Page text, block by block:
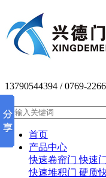
13790544394 / 0769-
首页
产品中心
快速卷帘门 快速门
快速堆积门 硬质